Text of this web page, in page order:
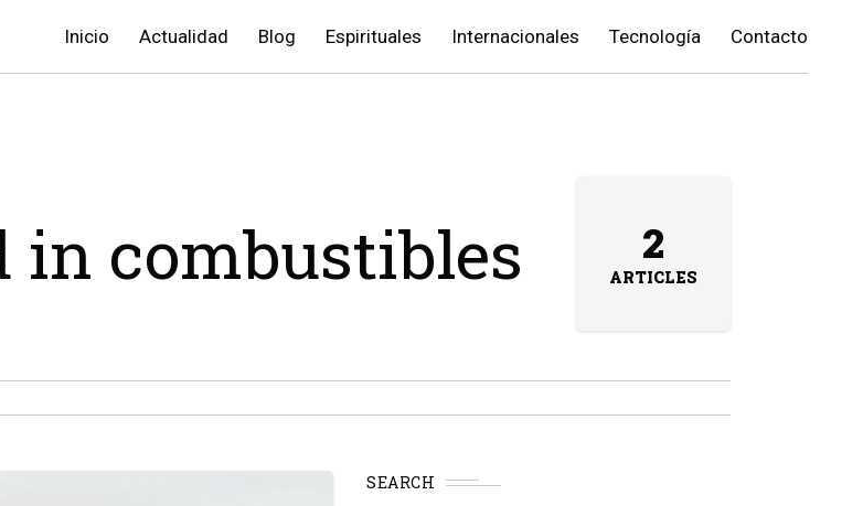
Inicio Actualidad Blog Espirituales Internacionales Tecnología Contacto
in combustibles 2
ARTICLES
SEARCH